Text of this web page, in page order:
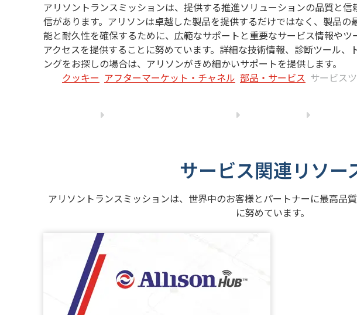
アリソントランスミッションは、提供する推進ソリューションの品質と信
信があります。アリソンは卓越した製品を提供するだけではなく、製品の
能と耐久性を確保するために、広範なサポートと重要なサービス情報やツ
アクセスを提供することに努めています。詳細な技術情報、診断ツール、
ングをお探しの場合は、アリソンがきめ細かいサポートを提供します。
クッキー アフターマーケット・チャネル 部品・サービス サービス
サービス関連リソー
アリソントランスミッションは、世界中のお客様とパートナーに最高品
に努めています。